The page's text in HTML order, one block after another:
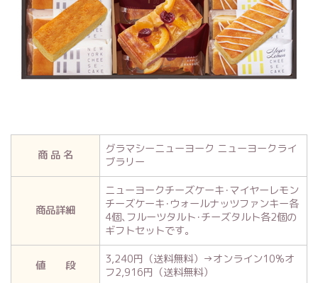
商 品 名
グラマシーニューヨーク ニューヨークライ
ブラリー
商品詳細
ニューヨークチーズケーキ･マイヤーレモン
チーズケーキ･ウォールナッツファンキー各
4個､フルーツタルト･チーズタルト各2個の
ギフトセットです。
値 段
3,240円（送料無料）→オンライン10%オ
フ2,916円（送料無料）